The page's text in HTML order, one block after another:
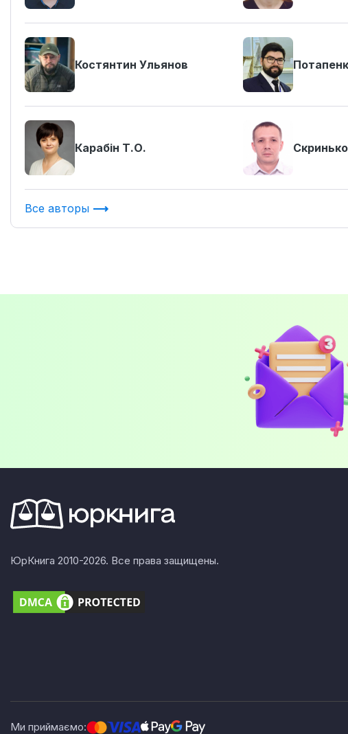
Костянтин Ульянов
Карабін Т.О.
Все авторы
ЮрКнига 2010-2026. Все права защищены.
Ми приймаємо: